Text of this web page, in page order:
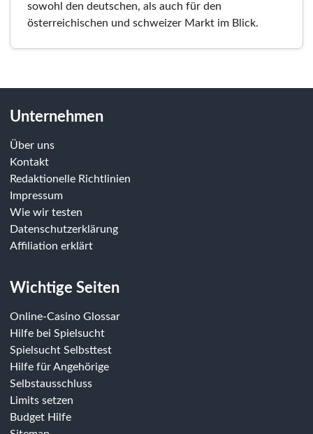
sowohl den deutschen, als auch für den
österreichischen und schweizer Markt im Blick.
Unternehmen
Über uns
Kontakt
Redaktionelle Richtlinien
Impressum
Wie wir testen
Datenschutzerklärung
Affiliation erklärt
Wichtige Seiten
Online-Casino Glossar
Hilfe bei Spielsucht
Spielsucht Selbsttest
Hilfe für Angehörige
Selbstausschluss
Limits setzen
Budget Hilfe